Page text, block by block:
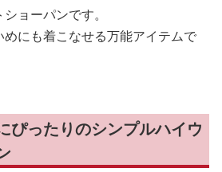
ョーパンです。
にも着こなせる万能アイテムで
ぴったりのシンプルハイウ